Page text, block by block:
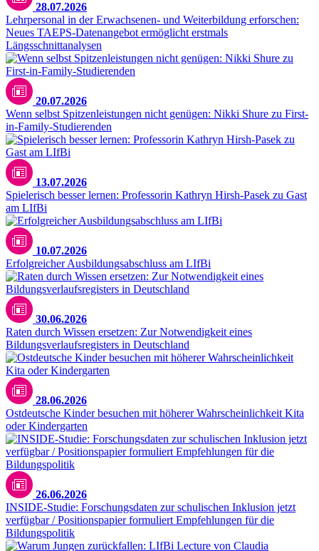
28.07.2026
Lehrpersonal in der Erwachsenen- und Weiterbildung erforschen:
Neues TAEPS-Datenangebot ermöglicht erstmals
Längsschnittanalysen
20.07.2026
Wenn selbst Spitzenleistungen nicht genügen: Nikki Shure zu First-
in-Family-Studierenden
13.07.2026
Spielerisch besser lernen: Professorin Kathryn Hirsh-Pasek zu Gast
am LIfBi
10.07.2026
Erfolgreicher Ausbildungsabschluss am LIfBi
30.06.2026
Raten durch Wissen ersetzen: Zur Notwendigkeit eines
Bildungsverlaufsregisters in Deutschland
28.06.2026
Ostdeutsche Kinder besuchen mit höherer Wahrscheinlichkeit Kita
oder Kindergarten
26.06.2026
INSIDE-Studie: Forschungsdaten zur schulischen Inklusion jetzt
verfügbar / Positionspapier formuliert Empfehlungen für die
Bildungspolitik